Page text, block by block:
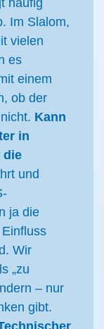
häufig
Im Slalom,
vielen
es
einem
ob der
Kann
in
die
und
ja die
Wir
„zu
– nur
gibt.